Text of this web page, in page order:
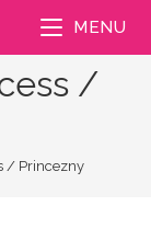
MENU
/
/ Princezny